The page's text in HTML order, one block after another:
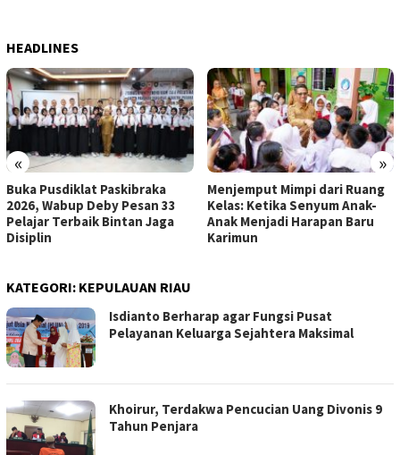
HEADLINES
« »
Buka Pusdiklat Paskibraka
2026, Wabup Deby Pesan 33
Pelajar Terbaik Bintan Jaga
Disiplin
Menjemput Mimpi dari Ruang
Kelas: Ketika Senyum Anak-
Anak Menjadi Harapan Baru
Karimun
KATEGORI: KEPULAUAN RIAU
Isdianto Berharap agar Fungsi Pusat
Pelayanan Keluarga Sejahtera Maksimal
Khoirur, Terdakwa Pencucian Uang Divonis 9
Tahun Penjara